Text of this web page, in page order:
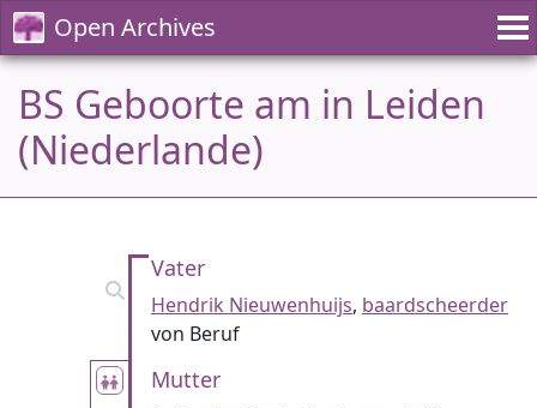
Open Archives
BS Geboorte am in Leiden
(Niederlande)
Vater
Hendrik Nieuwenhuijs, baardscheerder
von Beruf
Mutter